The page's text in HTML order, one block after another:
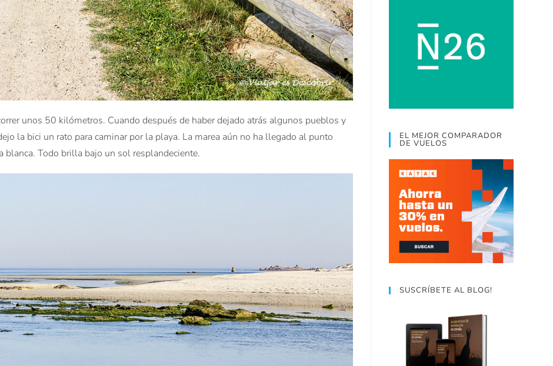
unos 50 kilómetros. Cuando después de haber dejado atrás algunos pueblos y
la bici un rato para caminar por la playa. La marea aún no ha llegado al punto
blanca. Todo brilla bajo un sol resplandeciente.
EL MEJOR COMPARADOR
DE VUELOS
SUSCRÍBETE AL BLOG!